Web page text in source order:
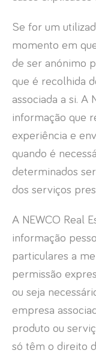
Se for um
momento em
de ser anónimo
que é recolhida
associada a si. A
informação que
experiência e
quando é
determinados
dos serviços
A NEWCO Real
informação
particulares a
permissão
ou seja
empresa
produto ou
só têm o direito